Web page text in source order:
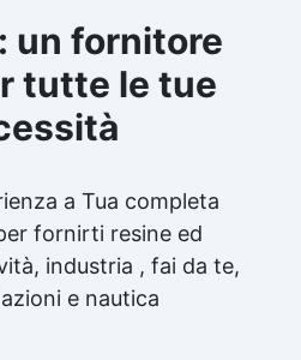
un fornitore
tutte le tue
a Tua completa
fornirti resine ed
industria , fai da te,
e nautica